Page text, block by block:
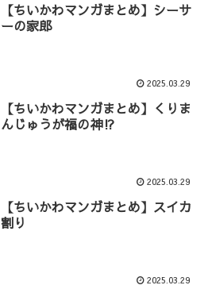
【ちいかわマンガまとめ】シーサ
ーの家郎
2025.03.29
【ちいかわマンガまとめ】くりま
んじゅうが福の神⁉︎
2025.03.29
【ちいかわマンガまとめ】スイカ
割り
2025.03.29